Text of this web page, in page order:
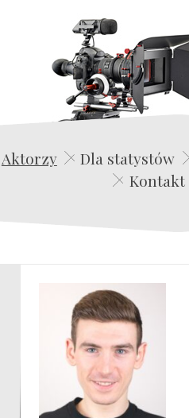
Aktorzy Dla statystów
Kontakt